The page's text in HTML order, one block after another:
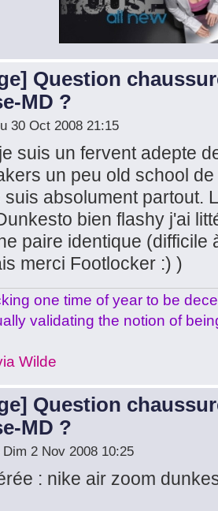
Question
MD ?
30 Oct 2008 21:15
suis un fervent adepte
un peu old school
suis absolument partout.
bien flashy j'ai
paire identique
merci Footlocker :) )
one time of year to be
validating the notion of
Wilde
Question
MD ?
Dim 2 Nov 2008 10:25
: nike air zoom